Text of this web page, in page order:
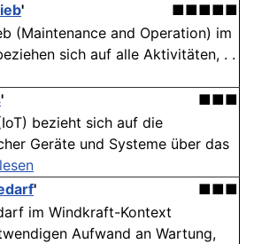
'
■■■■■
(Maintenance and Operation) im
sich auf alle Aktivitäten, . .
'
■■■
bezieht sich auf die
Geräte und Systeme über das
'
■■■
im Windkraft-Kontext
Aufwand an Wartung,